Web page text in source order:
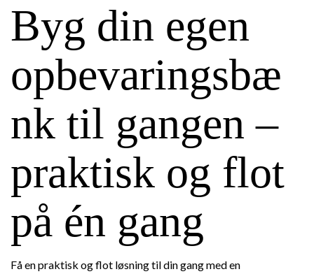
Byg din egen
opbevaringsbæ
nk til gangen –
praktisk og flot
på én gang
Få en praktisk og flot løsning til din gang med en